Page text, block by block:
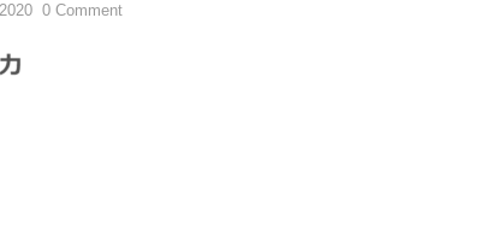
0 Comment